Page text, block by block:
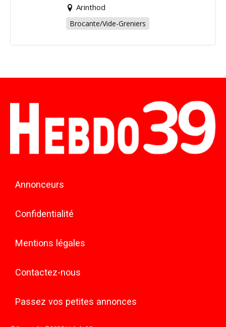
Arinthod
Brocante/Vide-Greniers